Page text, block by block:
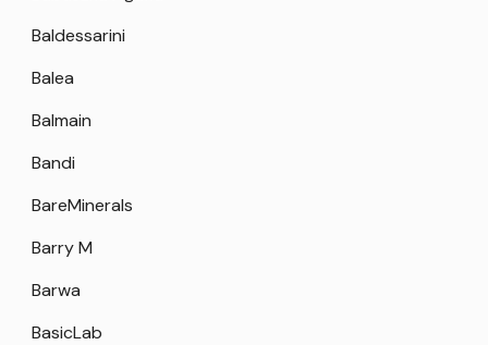
Baldessarini
Balea
Balmain
Bandi
BareMinerals
Barry M
Barwa
BasicLab